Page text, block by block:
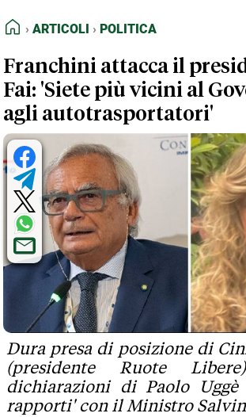
FEED RSS
NORMATIVE DEONTOLOGICHE
TERMINI e CONDIZIONI
HOME
ARTICOLI POLITICA
Franchini attacca il
Fai: 'Siete più vicini al
agli autotrasportatori'
Dura presa di posizione di
(presidente Ruote
dichiarazioni di Paolo
rapporti' con il Ministro